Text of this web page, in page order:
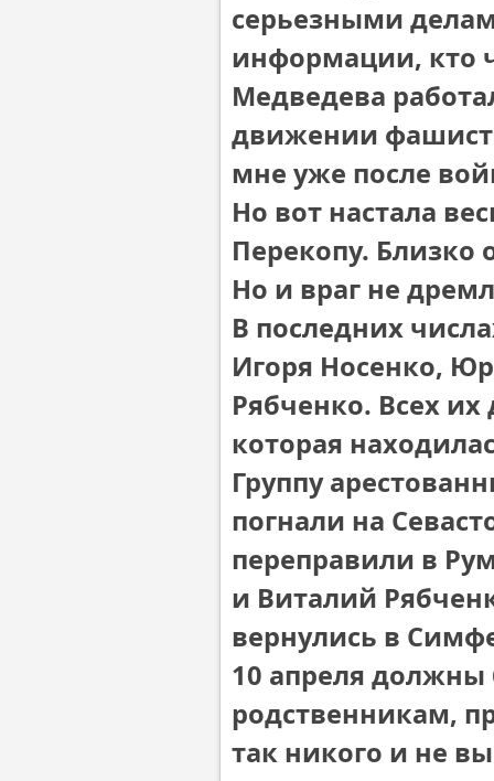
серьезными
информации, кто
Медведева
движении
мне уже после
Но вот настала
Перекопу. Близко
Но и враг не
В последних
Игоря Носенко,
Рябченко. Всех
которая
Группу
погнали на
переправили в
и Виталий
вернулись в
10 апреля должны
родственникам,
так никого и не